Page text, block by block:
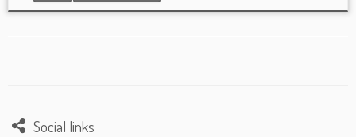
Social links